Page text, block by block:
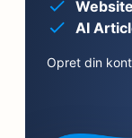
AI
Opret din